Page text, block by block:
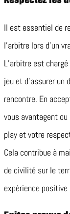
Il est essentiel de
l’arbitre lors d’un
L’arbitre est
jeu et d’assurer un
rencontre. En
vous avantagent
play et votre
Cela contribue à
de civilité sur le
expérience